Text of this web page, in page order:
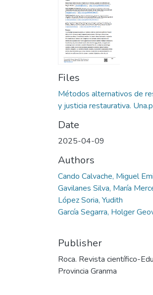
Files
Métodos alternativos de
y justicia restaurativa.
Date
2025-04-09
Authors
Cando Calvache, Miguel
Gavilanes Silva, María
López Soria, Yudith
García Segarra, Holger
Publisher
Roca. Revista científico-
Provincia Granma